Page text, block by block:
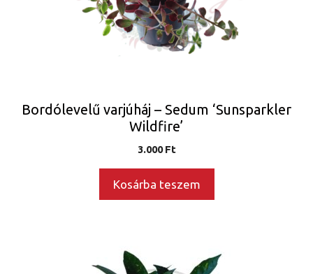
Bordólevelű varjúháj – Sedum ‘Sunsparkler
Wildfire’
3.000Ft
Kosárba teszem